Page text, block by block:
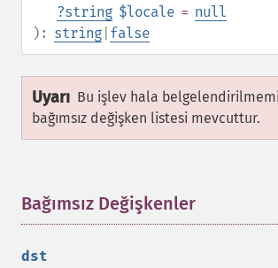
?string $locale = null
): string false
Uyarı Bu işlev hala
bağımsız değişken listesi mevcuttur.
Bağımsız Değişkenler
dst